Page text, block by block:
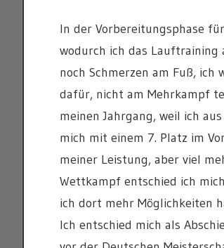
In der Vorbereitungsphase
wodurch ich das
noch Schmerzen am Fuß,
dafür, nicht am Mehrkampf
meinen Jahrgang, weil ich
mich mit einem 7. Platz im
meiner Leistung, aber viel
Wettkampf entschied ich
ich dort mehr Möglichkeiten
Ich entschied mich als